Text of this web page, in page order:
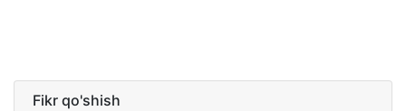
Fikr qo'shish